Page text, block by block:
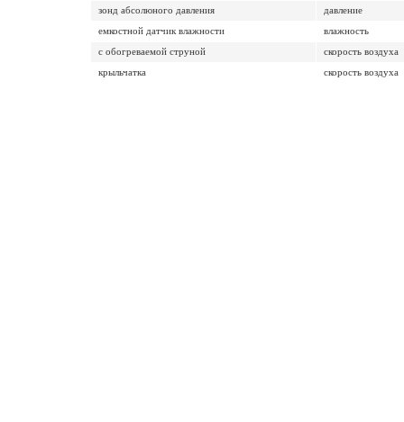
зонд абсолюного давления
давление
емкостной датчик влажности
влажность
с обогреваемой струной
скорость воздуха
крыльчатка
скорость воздуха